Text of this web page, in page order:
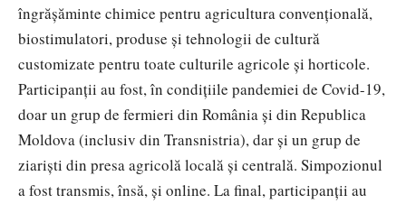
îngrășăminte chimice pentru agricultura convențională,
biostimulatori, produse și tehnologii de cultură
customizate pentru toate culturile agricole și horticole.
Participanții au fost, în condițiile pandemiei de Covid-19,
doar un grup de fermieri din România și din Republica
Moldova (inclusiv din Transnistria), dar și un grup de
ziariști din presa agricolă locală și centrală. Simpozionul
a fost transmis, însă, și online. La final, participanții au